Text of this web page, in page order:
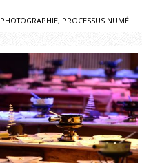
PHOTOGRAPHIE, PROCESSUS NUMÉRIQUE